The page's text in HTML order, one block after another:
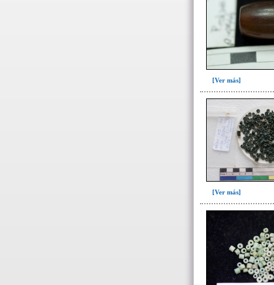
[Ver más]
[Ver más]